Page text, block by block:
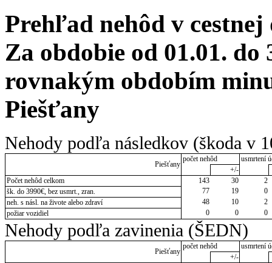
Prehľad nehôd v cestnej
Za obdobie od 01.01. do
rovnakým obdobím
Piešťany
Nehody podľa následkov (škoda v
Piešťany
počet nehôd
usmrtení
+/-
Počet nehôd celkom
143 30
2
šk. do 3990€, bez usmrt., zran.
77 19
0
neh. s násl. na živote alebo zdraví
48 10
2
požiar vozidiel
0 0 0
Nehody podľa zavinenia (ŠEDN)
Piešťany
počet nehôd
usmrtení
+/-